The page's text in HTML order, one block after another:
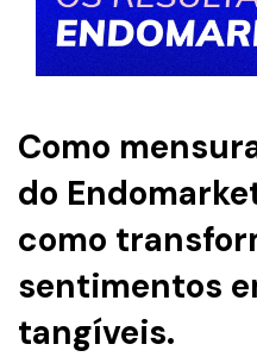
Como
do
como
sentimentos
tangíveis.